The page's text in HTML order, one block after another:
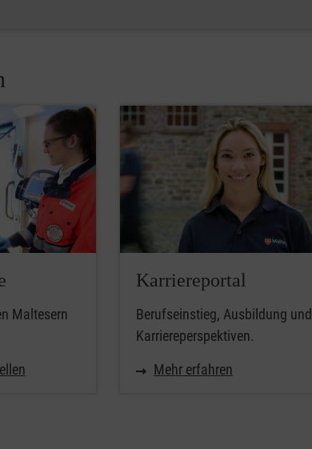
Maltesern
Karriereportal
Berufseinstieg, Ausbildung und
Karriereperspektiven.
Mehr erfahren